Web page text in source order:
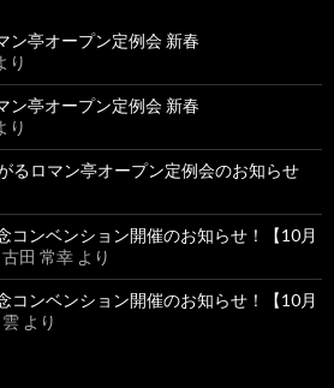
ン亭オープン定例会 新春
り
ン亭オープン定例会 新春
り
るロマン亭オープン定例会のお知らせ
コンベンション開催のお知らせ！【10月
古田 常幸 より
コンベンション開催のお知らせ！【10月
雲 より